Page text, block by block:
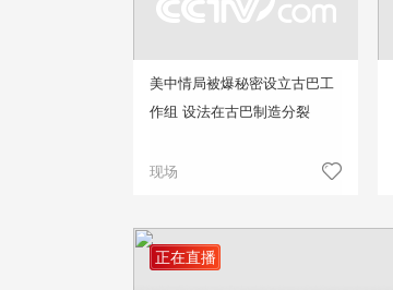
美中情局被爆秘密设立古巴工
作组 设法在古巴制造分裂
现场
正在直播